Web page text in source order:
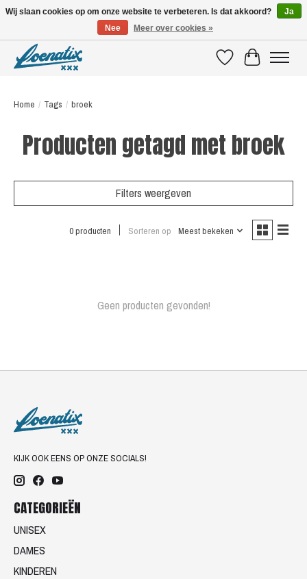
VerlanglijstWinkelwagen
Home / Tags / broek
Producten getagd met broek
Filters weergeven
0 producten Sorteren op Meest bekeken
Geen producten gevonden!
KIJK OOK EENS OP ONZE SOCIALS!
CATEGORIEËN
UNISEX
DAMES
KINDEREN
Wij slaan cookies op om onze website te verbeteren. Is dat akkoord?
Ja
Nee
Meer over cookies »